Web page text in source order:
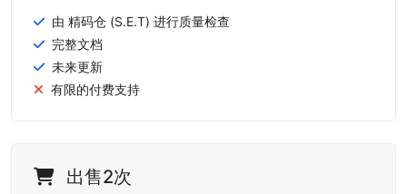
由 精码仓 (S.E.T) 进行质量检查
完整文档
未来更新
有限的付费支持
出售2次